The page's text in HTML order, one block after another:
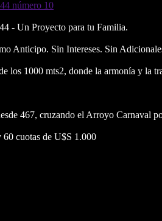
- Un Proyecto para tu Familia.
Anticipo. Sin Intereses. Sin
los 1000 mts2, donde la armonía y la
467, cruzando el Arroyo Carnaval
cuotas de U$S 1.000